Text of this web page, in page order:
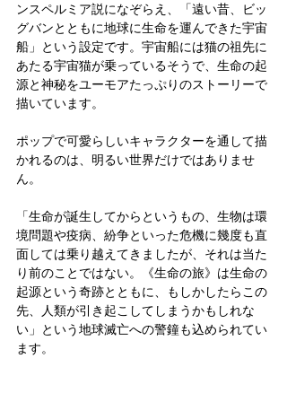
ンスペルミア説になぞらえ、「遠い昔、ビッ
グバンとともに地球に生命を運んできた宇宙
船」という設定です。宇宙船には猫の祖先に
あたる宇宙猫が乗っているそうで、生命の起
源と神秘をユーモアたっぷりのストーリーで
描いています。
ポップで可愛らしいキャラクターを通して描
かれるのは、明るい世界だけではありませ
ん。
「生命が誕生してからというもの、生物は環
境問題や疫病、紛争といった危機に幾度も直
面しては乗り越えてきましたが、それは当た
り前のことではない。《生命の旅》は生命の
起源という奇跡とともに、もしかしたらこの
先、人類が引き起こしてしまうかもしれな
い」という地球滅亡への警鐘も込められてい
ます。